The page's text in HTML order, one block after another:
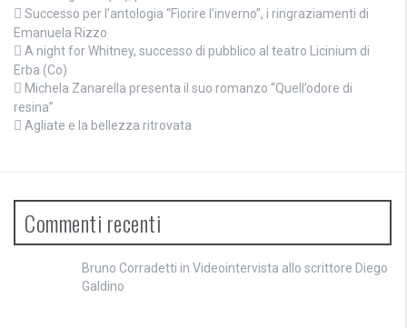
Successo per l’antologia “Fiorire l’inverno”, i ringraziamenti di
Emanuela Rizzo
A night for Whitney, successo di pubblico al teatro Licinium di
Erba (Co)
Michela Zanarella presenta il suo romanzo “Quell’odore di
resina”
Agliate e la bellezza ritrovata
Commenti recenti
Bruno Corradetti in Videointervista allo scrittore Diego
Galdino